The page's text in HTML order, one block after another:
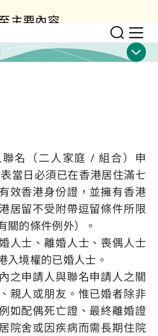
主要內容
切換
顯
顯
名（二人家庭 / 組合）申
當日必須已在香港居住滿七
效香港身份證，並擁有香港
居留不受附帶逗留條件所限
關的條件例外）。
人士、離婚人士、喪偶人士
入境權的已婚人士。
之申請人與聯名申請人之關
親人或朋友。惟已婚者除非
如配偶死亡證、最終離婚證
院舍或因疾病而需長期住院